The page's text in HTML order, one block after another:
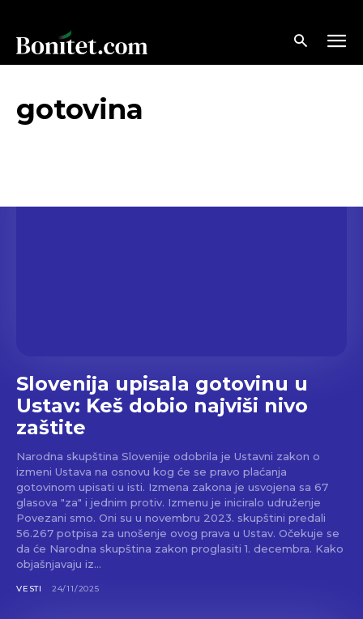
gotovina
Slovenija upisala gotovinu u
Ustav: Keš dobio najviši nivo
zaštite
Narodna skupština Slovenije odobrila je Ustavni zakon o
izmeni Ustava na osnovu kog će se pravo plaćanja
gotovinom upisati u isti. Izmena zakona je usvojena sa 67
glasova "za" i jednim protiv. Izmenu je iniciralo udruženje
Povezani smo. Oni su u novembru 2023. skupštini predali
56.267 potpisa za unošenje ovog prava u Ustav. Očekuje se
da će Narodna skupština zakon proglasiti 1. decembra. Kako
objašnjavaju iz...
VESTI 24/11/2025